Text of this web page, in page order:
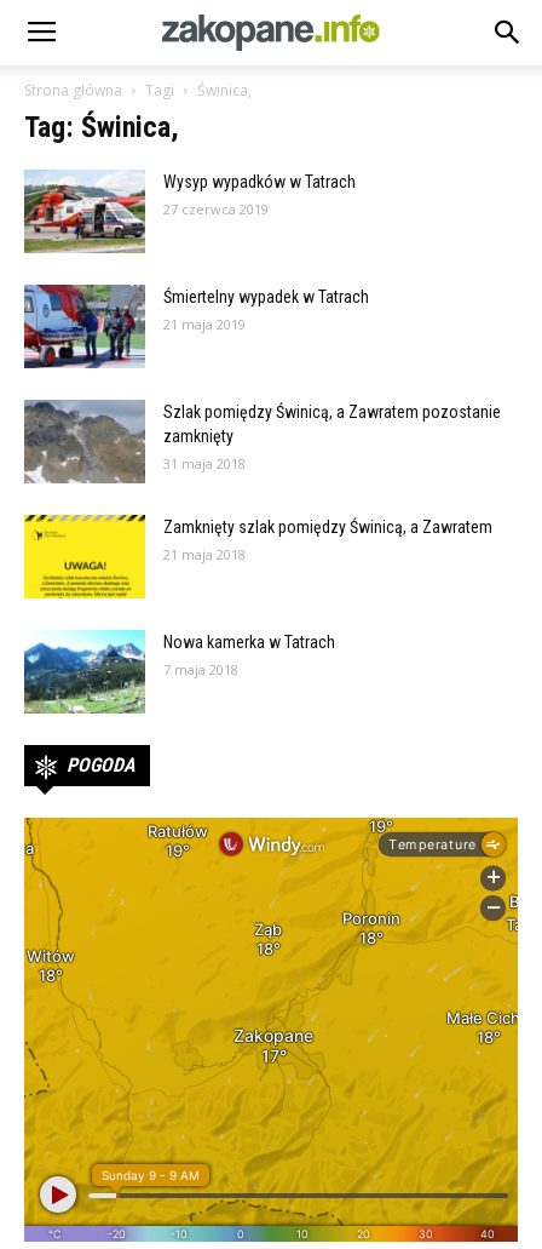
Strona główna Tagi Świnica,
Tag: Świnica,
Wysyp wypadków w Tatrach
27 czerwca 2019
Śmiertelny wypadek w Tatrach
21 maja 2019
Szlak pomiędzy Świnicą, a Zawratem pozostanie
zamknięty
31 maja 2018
Zamknięty szlak pomiędzy Świnicą, a Zawratem
21 maja 2018
Nowa kamerka w Tatrach
7 maja 2018
POGODA